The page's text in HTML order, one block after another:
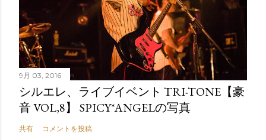
9月 03, 2016
シルエレ、ライブイベント TRI-TONE【豪
音 VOL,8】 SPICY*ANGELの写真
共有 コメントを投稿